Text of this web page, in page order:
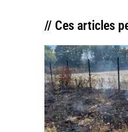
// Ces articles